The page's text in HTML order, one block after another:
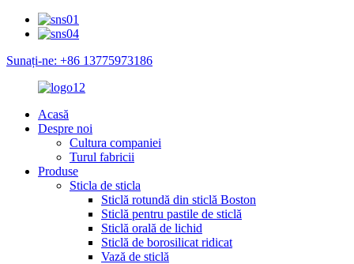
Sunați-ne: +86 13775973186
Acasă
Despre noi
Cultura companiei
Turul fabricii
Produse
Sticla de sticla
Sticlă rotundă din sticlă Boston
Sticlă pentru pastile de sticlă
Sticlă orală de lichid
Sticlă de borosilicat ridicat
Vază de sticlă